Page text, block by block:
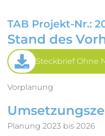
TAB Projekt-Nr.:
Stand des
Steckbrief Ohne
Vorplanung
Planung 2023 bis 2026